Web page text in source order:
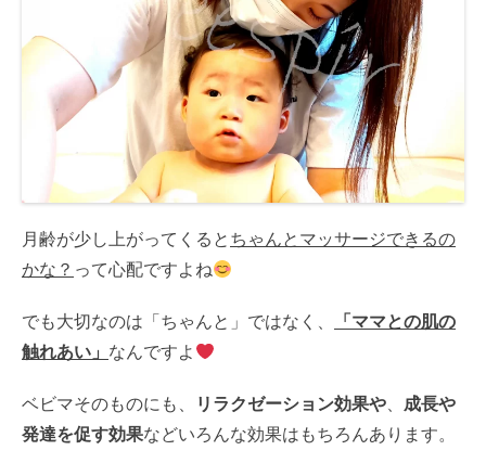
月齢が少し上がってくると ちゃんとマッサージできるの
かな？ って心配ですよね
でも大切なのは「ちゃんと」ではなく、
「ママとの肌の
触れあい」 なんですよ
ベビマそのものにも、 リラクゼーション効果や
成長や
発達を促す効果などいろんな効果はもちろんあります。